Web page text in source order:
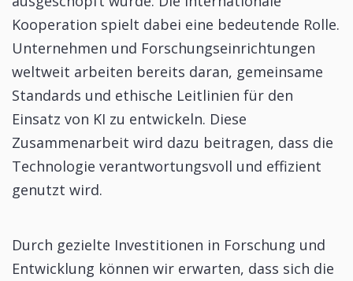
Kooperation spielt dabei eine bedeutende Rolle.
Unternehmen und Forschungseinrichtungen
weltweit arbeiten bereits daran, gemeinsame
Standards und ethische Leitlinien für den
Einsatz von KI zu entwickeln. Diese
Zusammenarbeit wird dazu beitragen, dass die
Technologie verantwortungsvoll und effizient
genutzt wird.
Durch gezielte Investitionen in Forschung und
Entwicklung können wir erwarten, dass sich die